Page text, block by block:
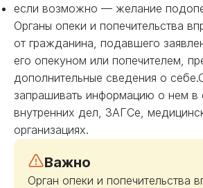
если возможно — желание
Органы опеки и попечительства
от гражданина, подавшего
его опекуном или попечителем,
дополнительные сведения о
запрашивать информацию о нем в
внутренних дел, ЗАГСе,
организациях.
Важно
Орган опеки и попечительства